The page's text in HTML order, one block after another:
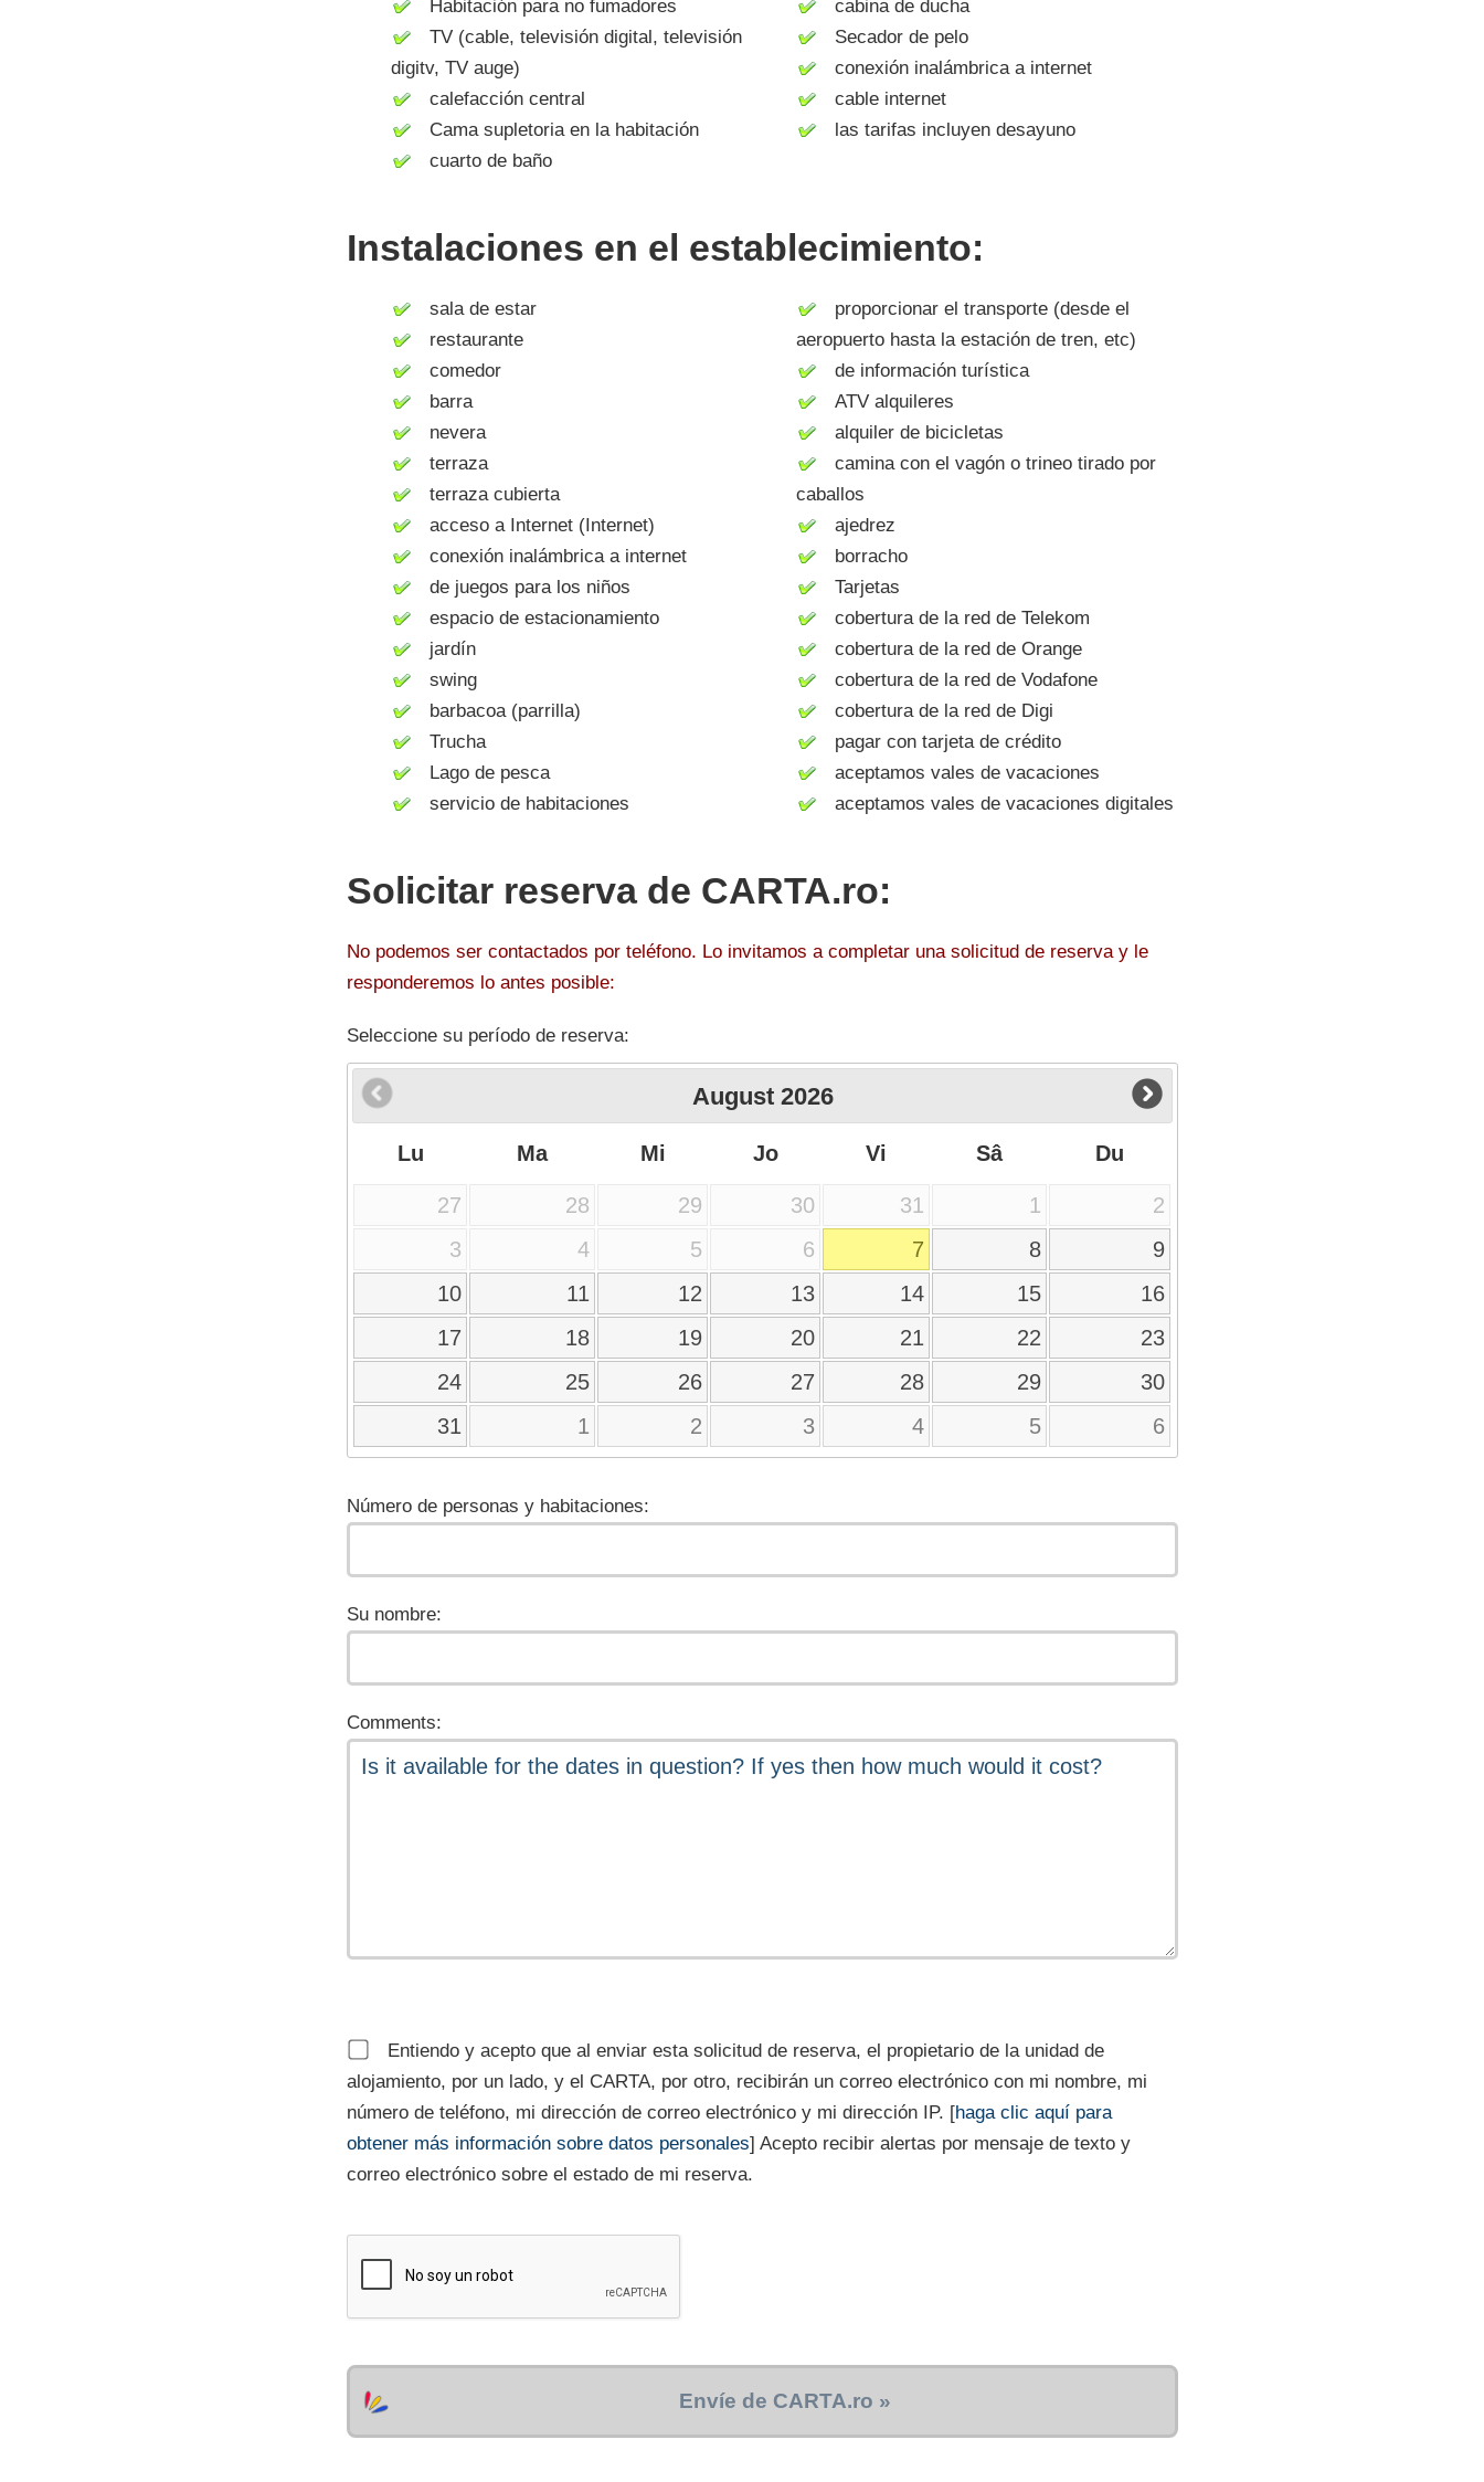
Habitación para no fumadores
TV (cable, televisión digital, televisión
digitv, TV auge)
calefacción central
Cama supletoria en la habitación
cuarto de baño
cabina de ducha
Secador de pelo
conexión inalámbrica a internet
cable internet
las tarifas incluyen desayuno
Instalaciones en el establecimiento:
sala de estar
restaurante
comedor
barra
nevera
terraza
terraza cubierta
acceso a Internet (Internet)
conexión inalámbrica a internet
de juegos para los niños
espacio de estacionamiento
jardín
swing
barbacoa (parrilla)
Trucha
Lago de pesca
servicio de habitaciones
proporcionar el transporte (desde el
aeropuerto hasta la estación de tren, etc)
de información turística
ATV alquileres
alquiler de bicicletas
camina con el vagón o trineo tirado por
caballos
ajedrez
borracho
Tarjetas
cobertura de la red de Telekom
cobertura de la red de Orange
cobertura de la red de Vodafone
cobertura de la red de Digi
pagar con tarjeta de crédito
aceptamos vales de vacaciones
aceptamos vales de vacaciones digitales
Solicitar reserva de CARTA.ro:
No podemos ser contactados por teléfono. Lo invitamos a completar una solicitud de reserva y le
responderemos lo antes posible:
Seleccione su período de reserva:
August 2026
Lu Ma Mi Jo Vi Sâ Du
27 28 29 30 31 1
2
3
4 5 6 7 8
9
10
11 12 13 14 15
16
17
18 19 20 21 22
23
24
25 26 27 28 29
30
31
1 2 3 4 5 6
Número de personas y habitaciones:
Su nombre:
Comments:
Entiendo y acepto que al enviar esta solicitud de reserva, el propietario de la unidad de
alojamiento, por un lado, y el CARTA, por otro, recibirán un correo electrónico con mi nombre, mi
número de teléfono, mi dirección de correo electrónico y mi dirección IP. [haga clic aquí para
obtener más información sobre datos personales] Acepto recibir alertas por mensaje de texto y
correo electrónico sobre el estado de mi reserva.
Envíe de CARTA.ro »